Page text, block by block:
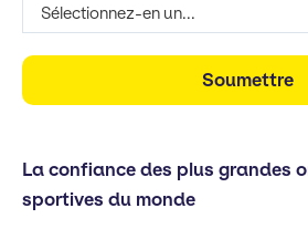
La confiance des plus grandes
sportives du monde